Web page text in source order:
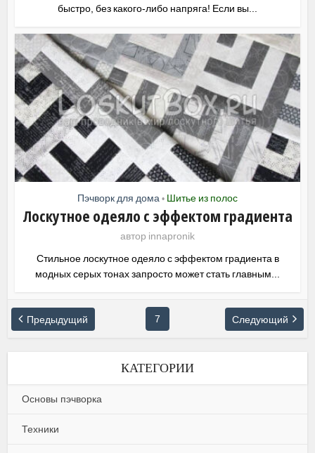
быстро, без какого-либо напряга! Если вы...
Пэчворк для дома • Шитье из полос
Лоскутное одеяло с эффектом градиента
автор innapronik
Стильное лоскутное одеяло с эффектом градиента в
модных серых тонах запросто может стать главным...
Предыдущий 7 Следующий
КАТЕГОРИИ
Основы пэчворка
Техники